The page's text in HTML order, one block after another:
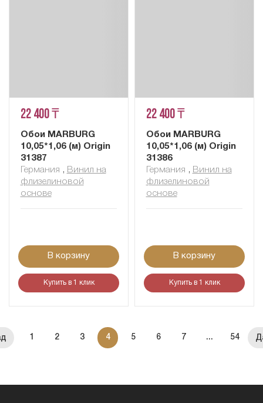
22 400 ₸
Обои MARBURG
10,05*1,06 (м) Origin
31387
Германия , Винил на
флизелиновой
основе
В корзину
Купить в 1 клик
22 400 ₸
Обои MARBURG
10,05*1,06 (м) Origin
31386
Германия , Винил на
флизелиновой
основе
В корзину
Купить в 1 клик
1 2 3 4 5 6 7 ... 54